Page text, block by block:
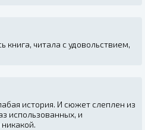
книга, читала с удовольствием,
история. И сюжет слеплен из
использованных, и